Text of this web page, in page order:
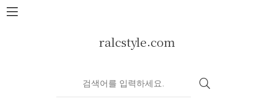
본문 바로가기
ralcstyle.com